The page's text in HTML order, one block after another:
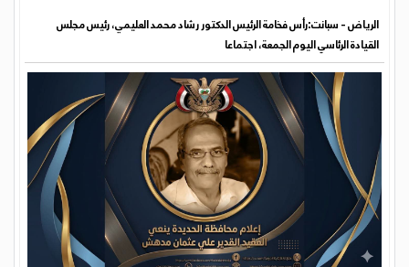
الرياض - سبانت:رأس فخامة الرئيس الدكتور رشاد محمد العليمي، رئيس مجلس
القيادة الرئاسي اليوم الجمعة، اجتماعا